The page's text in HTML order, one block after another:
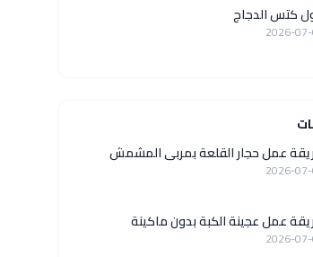
كتس الدجاج
2026-
عمل حجار القلعة بمربى المشمش
2026-
عمل عجينة الكبة بدون ماكينة
2026-